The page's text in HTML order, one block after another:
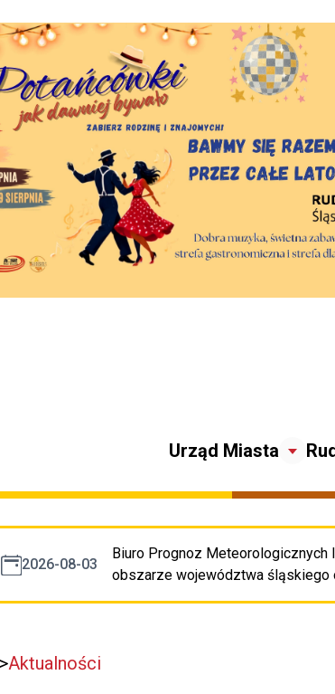
Urząd Miasta
2026-08-03
Biuro Prognoz Meteorologicznych
obszarze województwa śląskiego
Aktualności